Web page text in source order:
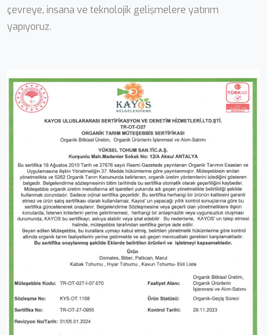
çevreye, insana ve teknolojik gelişmelere yatırım
yapıyoruz.